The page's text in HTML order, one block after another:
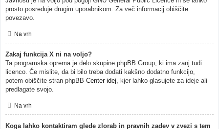
prosto posreduje drugim uporabnikom. Za več informacij obiščite
povezavo.
Na vrh
Zakaj funkcija X ni na voljo?
Ta programska oprema je delo skupine phpBB Group, ki ima zanj tudi
licenco. Če mislite, da bi bilo treba dodati kakšno dodatno funkcijo,
potem obiščite stran phpBB Center idej, kjer lahko glasujete za ideje ali
predlagate svojo.
Na vrh
Koga lahko kontaktiram glede zlorab in pravnih zadev v zvezi s tem